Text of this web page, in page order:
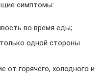
симптомы:
во время еды;
одной стороны
от горячего, холодного и